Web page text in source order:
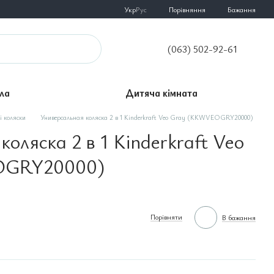
УкрРус Порівняння Бажання
(063) 502-92-61
Дитяча кімната
коляски Универсальная коляска 2 в 1 Kinderkraft Veo Gray (KKWVEOGRY20000)
2 в 1 Kinderkraft Veo
Порівняти В бажання